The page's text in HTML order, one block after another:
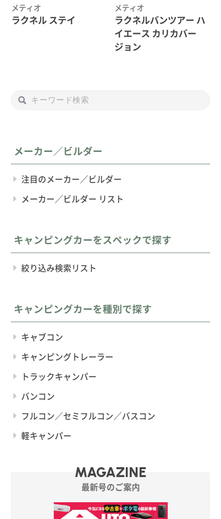
メティオ
ラクネル ステイ
メティオ
ラクネルバンツアー ハ
イエース カリカバー
ジョン
メーカー／ビルダー
注目のメーカー／ビルダー
メーカー／ビルダー リスト
キャンピングカーをスペックで探す
絞り込み検索リスト
キャンピングカーを種別で探す
キャブコン
キャンピングトレーラー
トラックキャンパー
バンコン
フルコン／セミフルコン／バスコン
軽キャンパー
MAGAZINE
最新号のご案内